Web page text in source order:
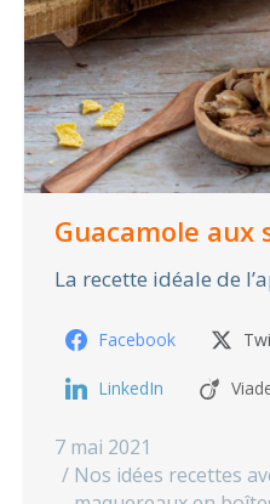
Guacamole aux
La recette idéale de
Facebook
LinkedIn
7 mai 2021
Nos idées recettes